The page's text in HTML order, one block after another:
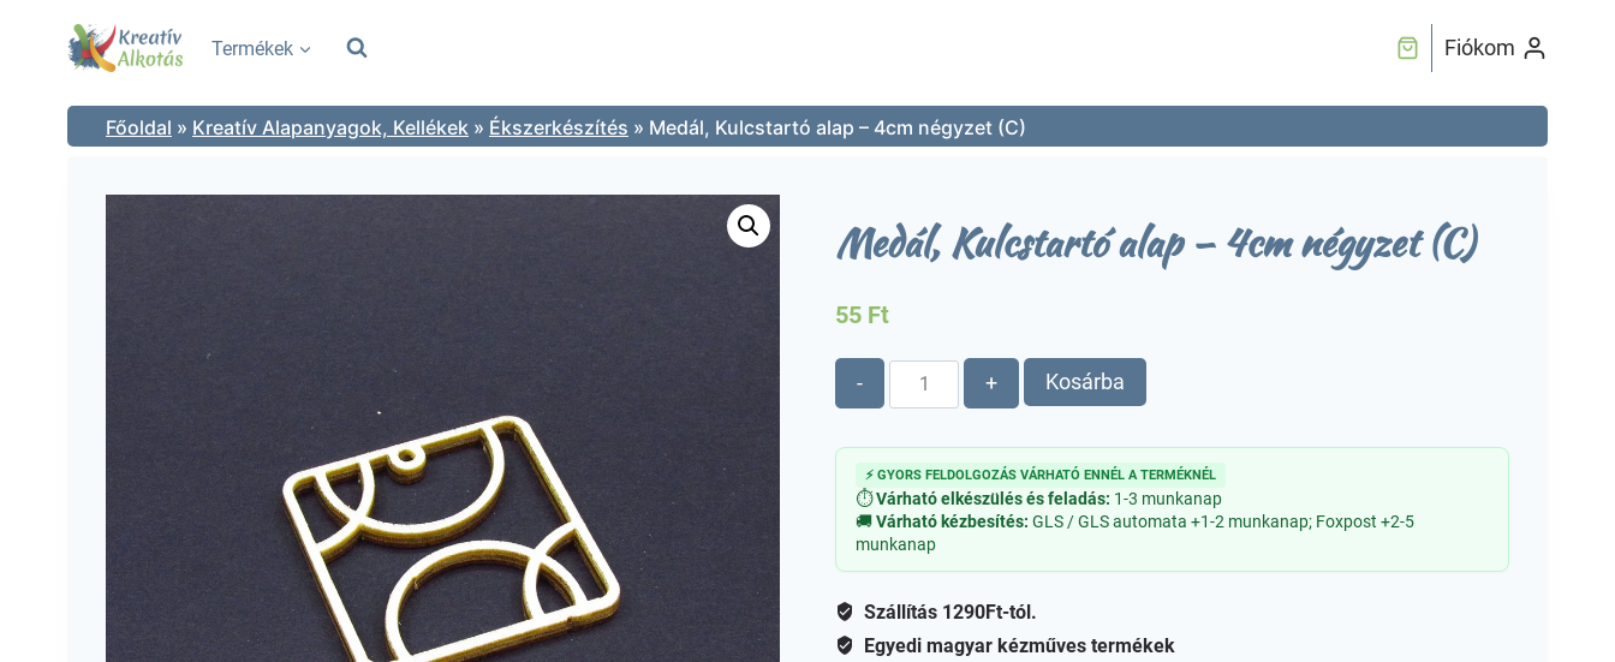
Termékek Fiókom
Főoldal » Kreatív Alapanyagok, Kellékek » Ékszerkészítés » Medál, Kulcstartó alap – 4cm négyzet (C)
Medál, Kulcstartó alap – 4cm négyzet (C)
55 Ft
-
Medál,
Kulcstartó
4cm
négyzet
(C)
+ Kosárba
⚡ GYORS FELDOLGOZÁS VÁRHATÓ ENNÉL A TERMÉKNÉL
⏱Várható elkészülés és feladás: 1-3 munkanap
🚚Várható kézbesítés: GLS / GLS automata +1-2 munkanap; Foxpost +2-5
munkanap
Szállítás 1290Ft-tól.
Egyedi magyar kézműves termékek